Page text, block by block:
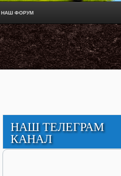
НАШ ФОРУМ
НАШ ТЕЛЕГРАМ
КАНАЛ